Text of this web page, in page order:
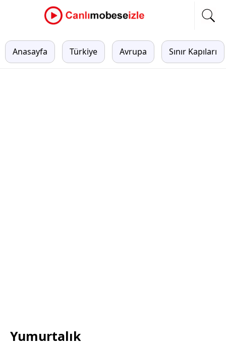
Anasayfa Türkiye Avrupa Sınır Kapıları
Yumurtalık